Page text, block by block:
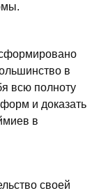
в
всю полноту
и доказать
в
своей